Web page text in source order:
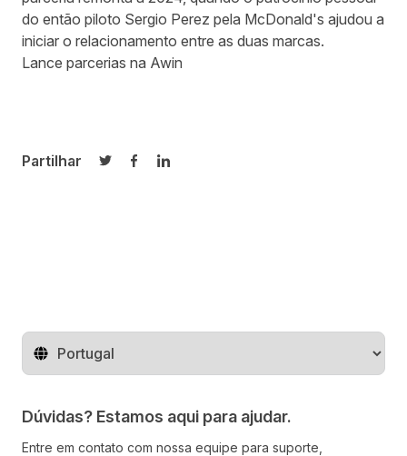
do então piloto Sergio Perez pela McDonald's ajudou a
iniciar o relacionamento entre as duas marcas.
Lance parcerias na Awin
Partilhar
Partilhar no Twitter
Partilhar no Facebook
Partilhar no LinkedIn
Mude o território
Dúvidas? Estamos aqui para ajudar.
Entre em contato com nossa equipe para suporte,